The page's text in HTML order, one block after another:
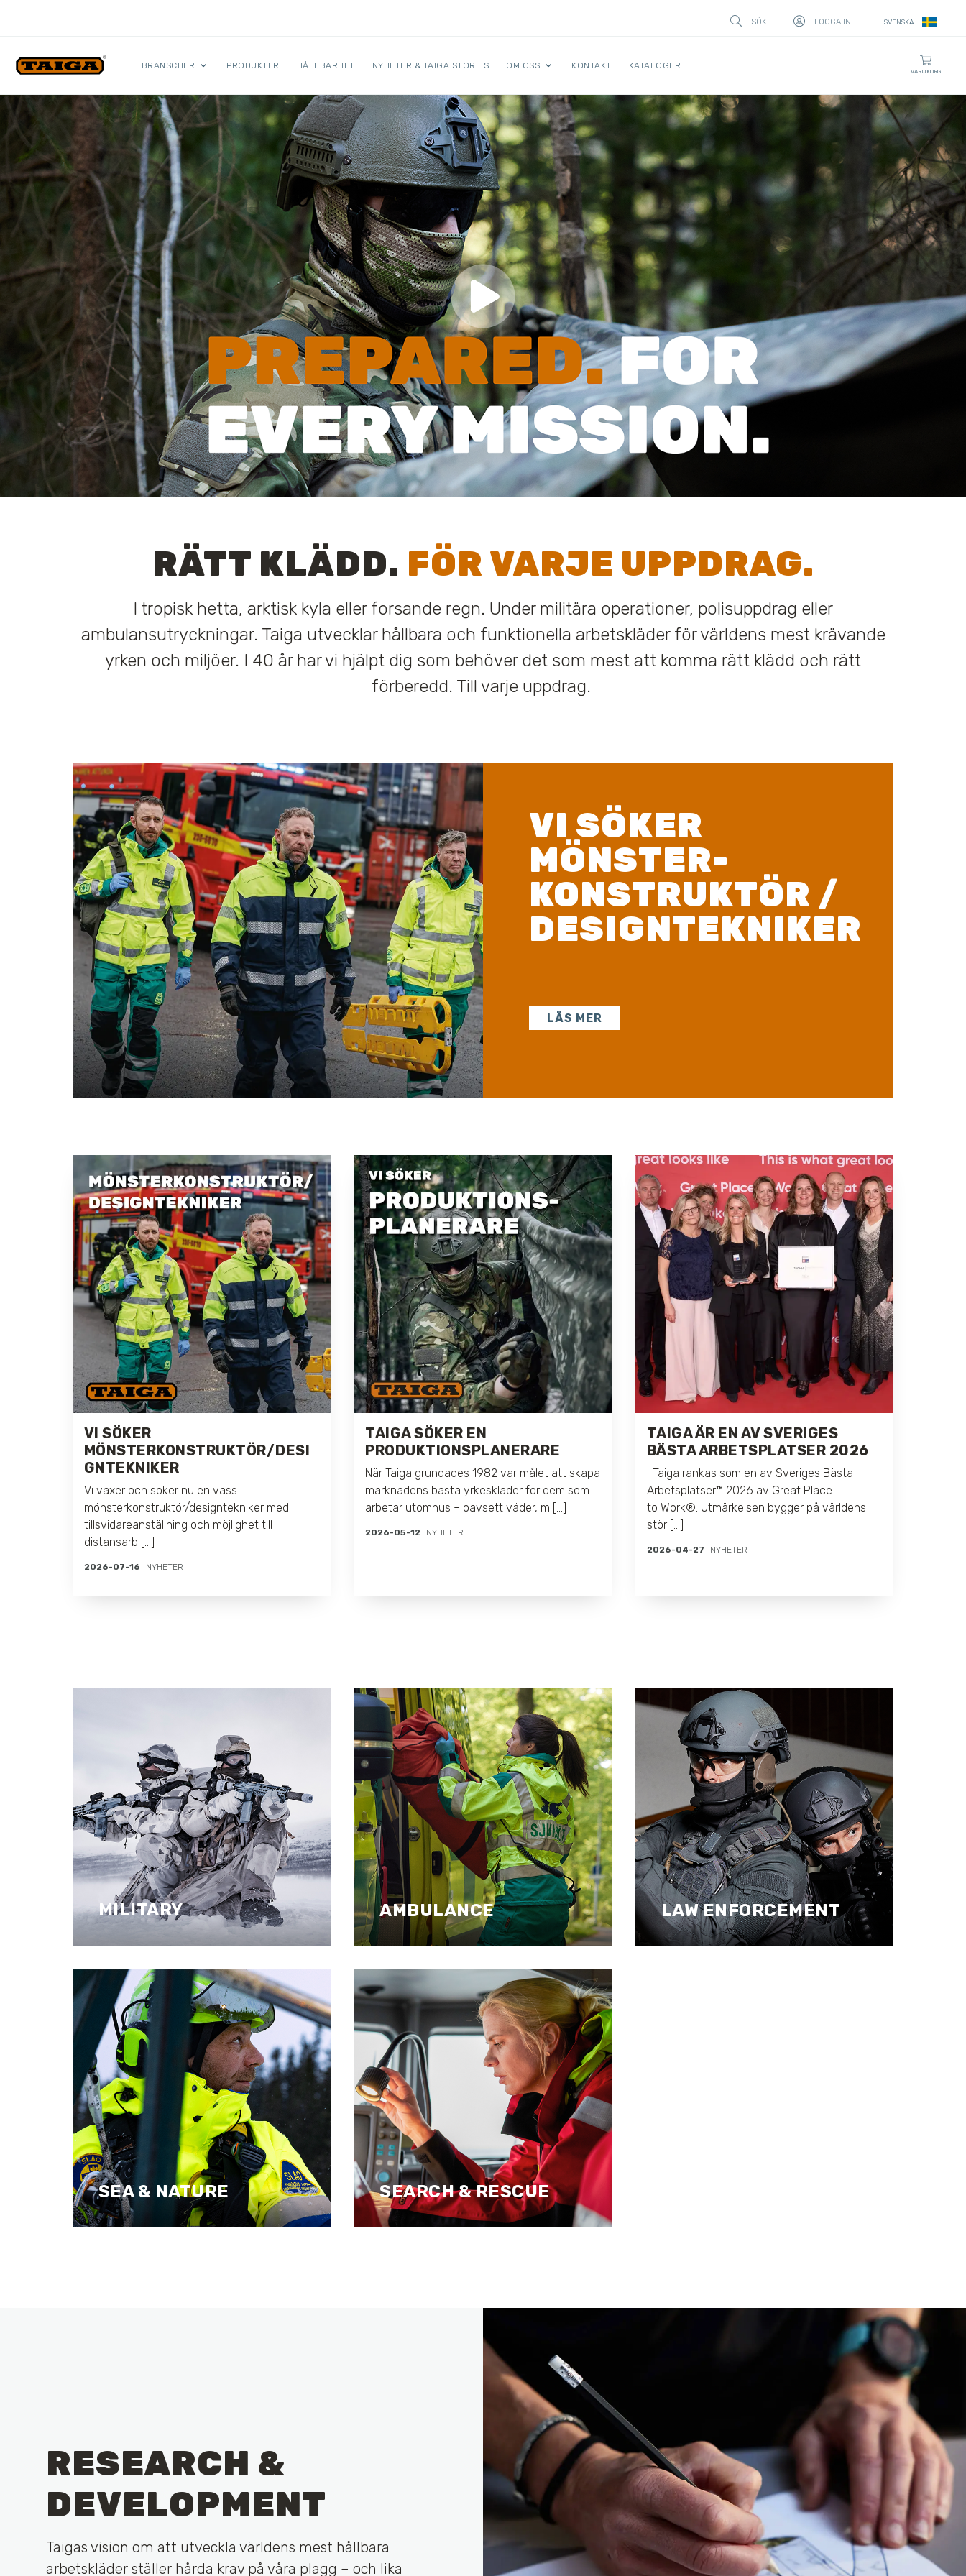
SÖK
STÄNG
LOGGA IN SVENSKA
BRANSCHER PRODUKTER HÅLLBARHET NYHETER & TAIGA STORIES OM OSS KONTAKT KATALOGER
VARUKORG
RÄTT KLÄDD. FÖR VARJE UPPDRAG.
I tropisk hetta, arktisk kyla eller forsande regn. Under militära operationer, polisuppdrag eller
ambulansutryckningar. Taiga utvecklar hållbara och funktionella arbetskläder för världens mest krävande
yrken och miljöer. I 40 år har vi hjälpt dig som behöver det som mest att komma rätt klädd och rätt
förberedd. Till varje uppdrag.
VI SÖKER
MÖNSTER-
KONSTRUKTÖR /
DESIGNTEKNIKER
LÄS MER
VI SÖKER
MÖNSTERKONSTRUKTÖR/DESI
GNTEKNIKER
Vi växer och söker nu en vass
mönsterkonstruktör/designtekniker med
tillsvidareanställning och möjlighet till
distansarb [...]
2026-07-16 NYHETER
TAIGA SÖKER EN
PRODUKTIONSPLANERARE
När Taiga grundades 1982 var målet att skapa
marknadens bästa yrkeskläder för dem som
arbetar utomhus – oavsett väder, m [...]
2026-05-12 NYHETER
TAIGA ÄR EN AV SVERIGES
BÄSTA ARBETSPLATSER 2026
Taiga rankas som en av Sveriges Bästa
Arbetsplatser™ 2026 av Great Place
to Work®. Utmärkelsen bygger på världens
stör [...]
2026-04-27 NYHETER
MILITARY AMBULANCE LAW ENFORCEMENT
SEA & NATURE SEARCH & RESCUE
RESEARCH &
DEVELOPMENT
Taigas vision om att utveckla världens mest hållbara
arbetskläder ställer hårda krav på våra plagg – och lika